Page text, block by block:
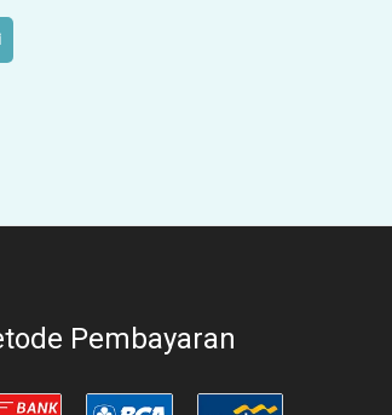
Pembayaran